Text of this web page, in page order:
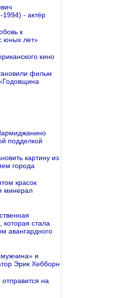
1994) - актёр
к
юных лет»
кино
фильм
подделкой
картину из
города
красок
минерал
которая стала
авангардного
и
Эрик Хебборн
на